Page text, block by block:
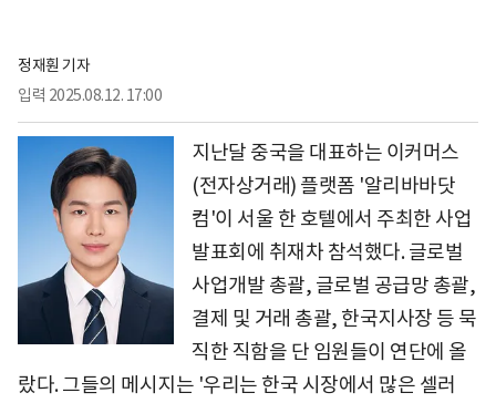
정재훤 기자
입력 2025.08.12. 17:00
지난달 중국을 대표하는 이커머스
(전자상거래) 플랫폼 '알리바바닷
컴'이 서울 한 호텔에서 주최한 사업
발표회에 취재차 참석했다. 글로벌
사업개발 총괄, 글로벌 공급망 총괄,
결제 및 거래 총괄, 한국지사장 등 묵
직한 직함을 단 임원들이 연단에 올
랐다. 그들의 메시지는 '우리는 한국 시장에서 많은 셀러